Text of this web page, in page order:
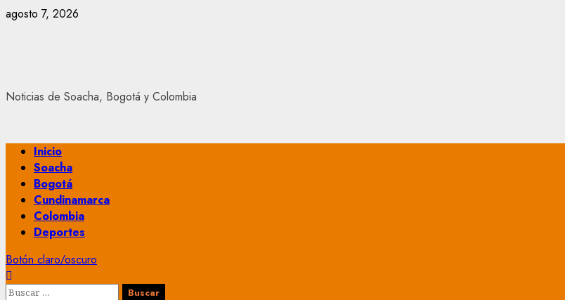
Saltar
agosto 7, 2026
Noticias de Soacha, Bogotá y Colombia
Menú
principal
Inicio
Soacha
Bogotá
Cundinamarca
Colombia
Deportes
Botón claro/oscuro
Buscar: